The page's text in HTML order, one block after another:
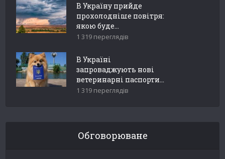
В Україну прийде
прохолодніше повітря:
якою буде...
1 319 переглядів
В Україні
запроваджують нові
ветеринарні паспорти...
1 319 переглядів
Обговорюване